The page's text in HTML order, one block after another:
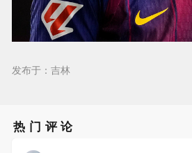
发布于：吉林
热门评论